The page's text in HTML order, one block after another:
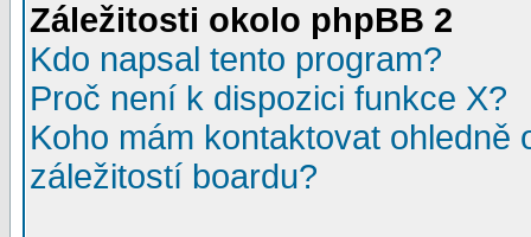
Záležitosti okolo phpBB 2
Kdo napsal tento program?
Proč není k dispozici funkce X?
Koho mám kontaktovat
záležitostí boardu?